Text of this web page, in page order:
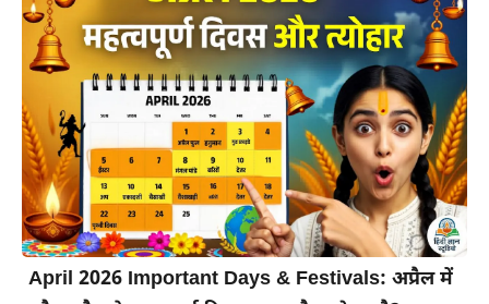
April 2026 Important Days & Festivals: अप्रैल में